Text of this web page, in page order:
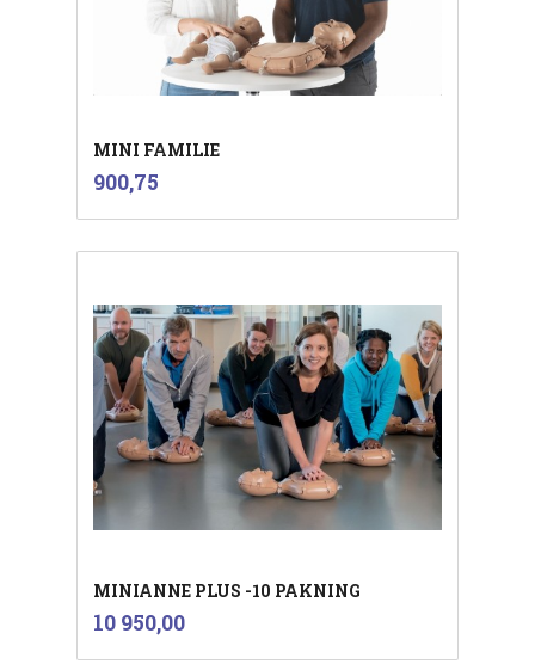
MINI FAMILIE
Pris
900,75inkl.
mva.
MINIANNE PLUS -10 PAKNING
Pris
10 950,00mva.